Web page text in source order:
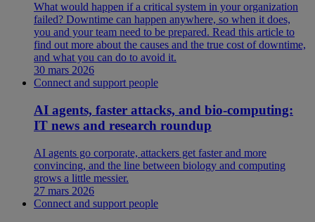
What would happen if a critical system in your organization
failed? Downtime can happen anywhere, so when it does,
you and your team need to be prepared. Read this article to
find out more about the causes and the true cost of downtime,
and what you can do to avoid it.
30 mars 2026
Connect and support people
AI agents, faster attacks, and bio-computing:
IT news and research roundup
AI agents go corporate, attackers get faster and more
convincing, and the line between biology and computing
grows a little messier.
27 mars 2026
Connect and support people